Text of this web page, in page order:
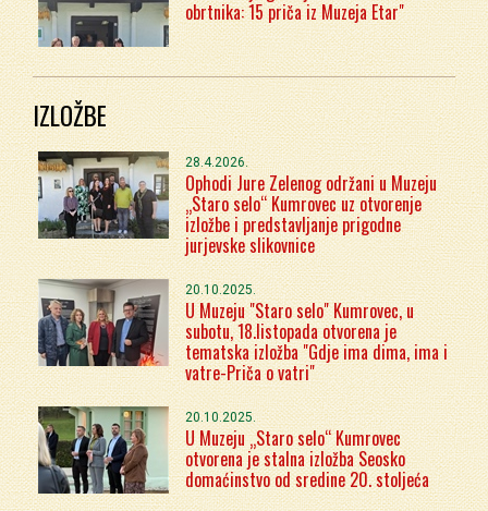
obrtnika: 15 priča iz Muzeja Etar"
IZLOŽBE
28.4.2026.
Ophodi Jure Zelenog održani u Muzeju
„Staro selo“ Kumrovec uz otvorenje
izložbe i predstavljanje prigodne
jurjevske slikovnice
20.10.2025.
U Muzeju "Staro selo" Kumrovec, u
subotu, 18.listopada otvorena je
tematska izložba "Gdje ima dima, ima i
vatre-Priča o vatri"
20.10.2025.
U Muzeju „Staro selo“ Kumrovec
otvorena je stalna izložba Seosko
domaćinstvo od sredine 20. stoljeća